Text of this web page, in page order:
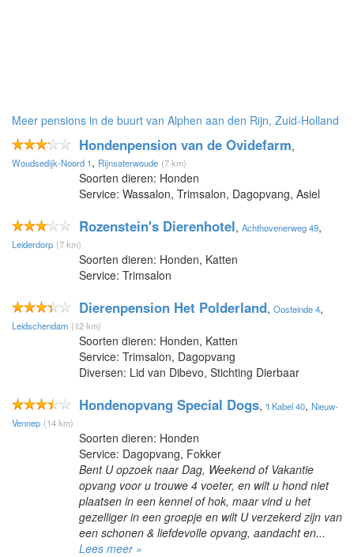
Meer pensions in de buurt van Alphen aan den Rijn, Zuid-Holland
Hondenpension van de Ovidefarm,
Woudsedijk-Noord 1, Rijnsaterwoude (7 km)
Soorten dieren: Honden
Service: Wassalon, Trimsalon, Dagopvang, Asiel
Rozenstein's Dierenhotel, Achthovenerweg 49,
Leiderdorp (7 km)
Soorten dieren: Honden, Katten
Service: Trimsalon
Dierenpension Het Polderland, Oosteinde 4,
Leidschendam (12 km)
Soorten dieren: Honden, Katten
Service: Trimsalon, Dagopvang
Diversen: Lid van Dibevo, Stichting Dierbaar
Hondenopvang Special Dogs, 't Kabel 40, Nieuw-
Vennep (14 km)
Soorten dieren: Honden
Service: Dagopvang, Fokker
Bent U opzoek naar Dag, Weekend of Vakantie
opvang voor u trouwe 4 voeter, en wilt u hond niet
plaatsen in een kennel of hok, maar vind u het
gezelliger in een groepje en wilt U verzekerd zijn van
een schonen & liefdevolle opvang, aandacht en...
Lees meer »